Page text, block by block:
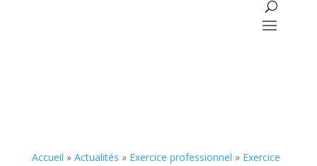
Accueil » Actualités » Exercice professionnel » Exercice